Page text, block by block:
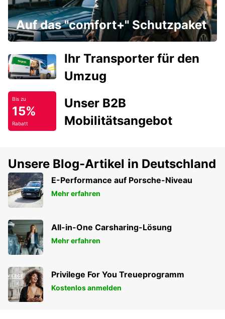
Auf das "comfort+" Schutzpaket
Ihr Transporter für den
Umzug
Bis zu
15%
Rabatt
Unser B2B
Mobilitätsangebot
Unsere Blog-Artikel in Deutschland
E-Performance auf Porsche-Niveau
Mehr erfahren
All-in-One Carsharing-Lösung
Mehr erfahren
Privilege For You Treueprogramm
Kostenlos anmelden